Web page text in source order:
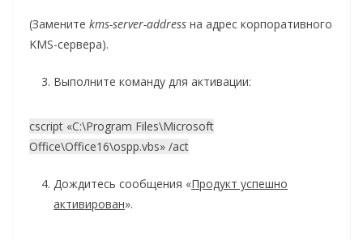
(Замените kms-server-address на адрес корпоративного
KMS-сервера).
Выполните команду для активации:
cscript «C:\Program Files\Microsoft
Office\Office16\ospp.vbs» /act
Дождитесь сообщения «Продукт успешно
активирован».